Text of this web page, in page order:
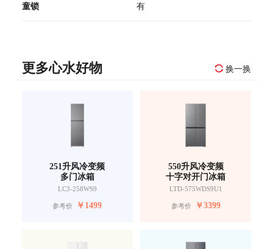
童锁 有
更多心水好物 换一换
251升风冷变频
多门冰箱
LC3-258WS9
参考价 ￥1499
550升风冷变频
十字对开门冰箱
LTD-575WDS9U1
参考价 ￥3399